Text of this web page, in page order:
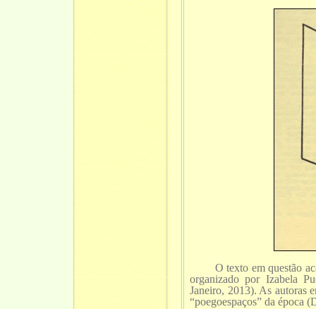
O texto em questão
organizado por Izabela
Janeiro, 2013). As autoras
“poegoespaços” da